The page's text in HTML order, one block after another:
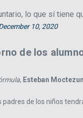
lo que sí tiene
10, 2020
de los
, Esteban
padres de los niños